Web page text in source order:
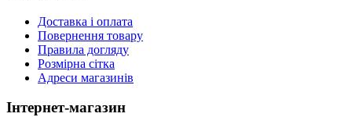
Доставка і оплата
Повернення товару
Правила догляду
Розмірна сітка
Адреси магазинів
Інтернет-магазин